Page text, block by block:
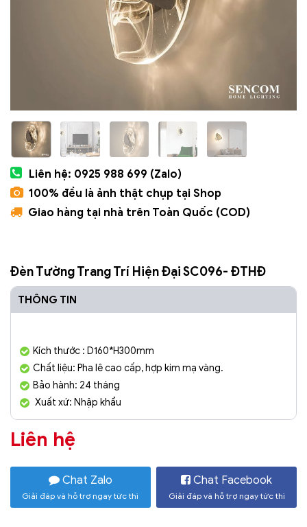
Liên hệ: 0925 988 699 (Zalo)
100% đều là ảnh thật chụp tại Shop
Giao hàng tại nhà trên Toàn Quốc (COD)
Đèn Tường Trang Trí Hiện Đại SC096- ĐTHĐ
THÔNG TIN
Kích thước : D160*H300mm
Chất liệu: Pha lê cao cấp, hợp kim mạ vàng.
Bảo hành: 24 tháng
Xuất xứ: Nhập khẩu
Liên hệ
Chat Zalo
Giải đáp và hỗ trợ ngay tức thì
Chat Facebook
Giải đáp và hỗ trợ ngay tức thì